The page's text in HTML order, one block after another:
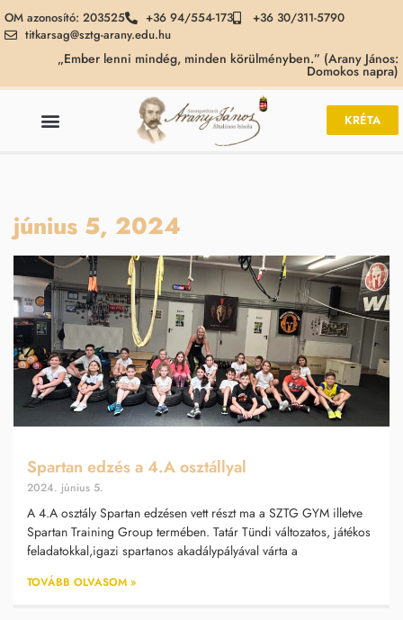
OM azonosító: 203525 +36 94/554-173
+36 30/311-5790
titkarsag@sztg-arany.edu.hu
„Ember lenni mindég, minden körülményben.” (Arany János:
Domokos napra)
KRÉTA
június 5, 2024
Spartan edzés a 4.A osztállyal
2024. június 5.
A 4.A osztály Spartan edzésen vett részt ma a SZTG GYM illetve
Spartan Training Group termében. Tatár Tündi változatos, játékos
feladatokkal,igazi spartanos akadálypályával várta a
TOVÁBB OLVASOM »